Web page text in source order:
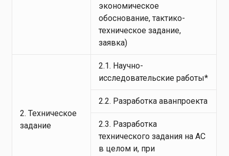
экономическое
обоснование, тактико-
техническое задание,
заявка)
2. Техническое
задание
2.1. Научно-
исследовательские работы*
2.2. Разработка аванпроекта
2.3. Разработка
технического задания на АС
в целом и, при